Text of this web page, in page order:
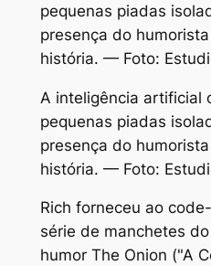
pequenas piadas
presença do
história. — Foto:
A inteligência artificial
pequenas piadas
presença do
história. — Foto:
Rich forneceu ao
série de manchetes
humor The Onion ("A